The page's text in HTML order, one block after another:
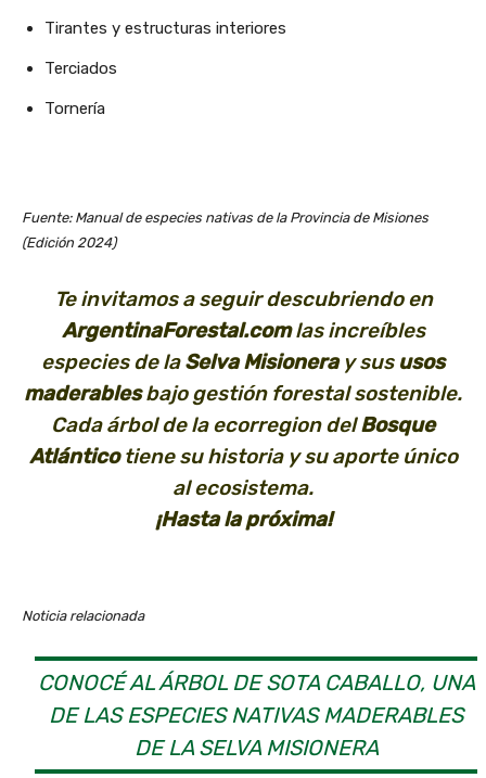
Tirantes y estructuras interiores
Terciados
Tornería
Fuente: Manual de especies nativas de la Provincia de Misiones
(Edición 2024)
Te invitamos a seguir descubriendo en
ArgentinaForestal.comlas increíbles
especies de laSelva Misioneray sususos
maderablesbajo gestión forestal sostenible.
Cada árbol de la ecorregion delBosque
Atlánticotiene su historia y su aporte único
al ecosistema.
¡Hasta la próxima!
Noticia relacionada
CONOCÉ AL ÁRBOL DE SOTA CABALLO, UNA
DE LAS ESPECIES NATIVAS MADERABLES
DE LA SELVA MISIONERA